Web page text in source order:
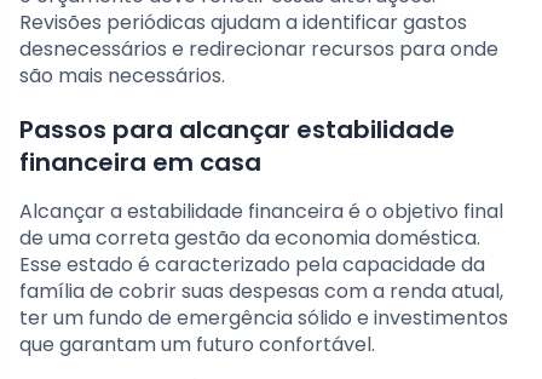
Revisões periódicas ajudam a identificar gastos
desnecessários e redirecionar recursos para onde
são mais necessários.
Passos para alcançar estabilidade
financeira em casa
Alcançar a estabilidade financeira é o objetivo final
de uma correta gestão da economia doméstica.
Esse estado é caracterizado pela capacidade da
família de cobrir suas despesas com a renda atual,
ter um fundo de emergência sólido e investimentos
que garantam um futuro confortável.